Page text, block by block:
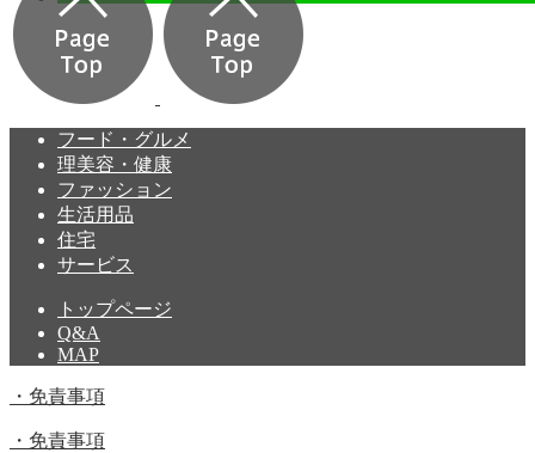
フード・グルメ
理美容・健康
ファッション
生活用品
住宅
サービス
トップページ
Q&A
MAP
・免責事項
・免責事項